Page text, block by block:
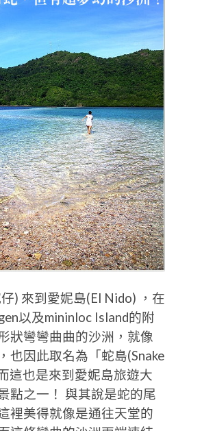
) 來到愛妮島(El Nido) ，在
以及mininloc Island的附
狀彎彎曲曲的沙洲，就像
也因此取名為「蛇島(Snake
這也是來到愛妮島旅遊大
點之一！ 與其說是蛇的尾
裡美得就像是通往天堂的